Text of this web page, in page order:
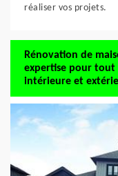
réaliser vos projets.
Rénovation de
expertise pour
intérieure et